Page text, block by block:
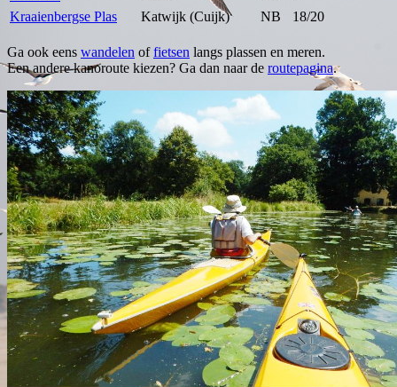
Kraaienbergse Plas
Katwijk (Cuijk) NB 18/20
Ga ook eens wandelen offietsen langs plassen en meren.
Een andere kanoroute kiezen? Ga dan naar de routepagina.